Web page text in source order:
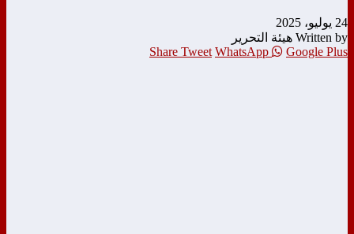
24 يوليو، 2025
Written by هيئة التحرير
Share Tweet WhatsApp Google Plus